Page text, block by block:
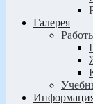
Галерея